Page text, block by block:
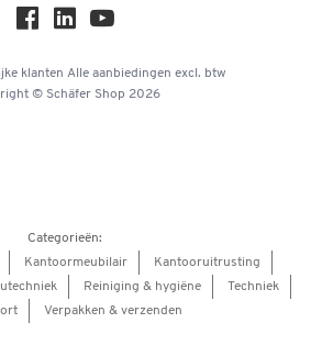
klanten Alle aanbiedingen excl. btw
© Schäfer Shop 2026
Categorieën:
Kantoormeubilair
Kantooruitrusting
Reiniging & hygiëne
Techniek
Verpakken & verzenden